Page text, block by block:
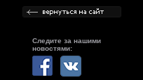
Следите за нашими
новостями: